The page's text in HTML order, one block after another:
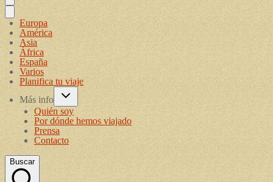
Europa
América
Asia
África
España
Varios
Planifica tu viaje
Más info
Quién soy
Por dónde hemos viajado
Prensa
Contacto
Buscar